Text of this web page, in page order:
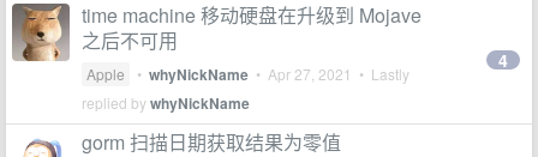
time machine 移动硬盘在升级到 Mojave
之后不可用
Apple • whyNickName • Apr 27, 2021 • Lastly
replied bywhyNickName
4
gorm 扫描日期获取结果为零值